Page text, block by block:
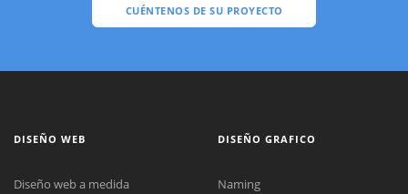
CUÉNTENOS DE SU PROYECTO
DISEÑO WEB
Diseño web a medida
DISEÑO GRAFICO
Naming